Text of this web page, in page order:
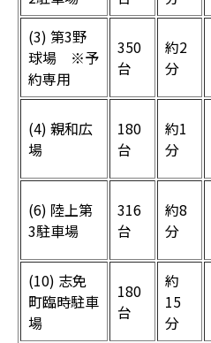
(3) 第3野
球場 ※予
約専用
350
台
約2
分
(4) 親和広
場
180
台
約1
分
(6) 陸上第
3駐車場
316
台
約8
分
(10) 志免
町臨時駐車
場
180
台
約
15
分